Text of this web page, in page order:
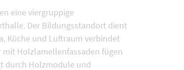
eine viergruppige
Der Bildungsstandort dient
Küche und Luftraum verbindet
Holzlamellenfassaden fügen
durch Holzmodule und